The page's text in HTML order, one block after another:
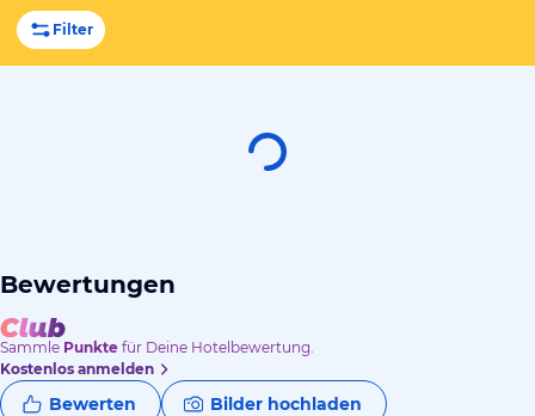
Filter
Bewertungen
Sammle Punkte für Deine Hotelbewertung.
Kostenlos anmelden
Bewerten Bilder hochladen